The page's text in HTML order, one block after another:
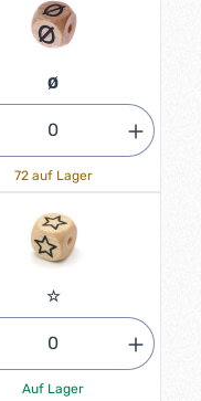
Ø
72 auf Lager
☆
Auf Lager